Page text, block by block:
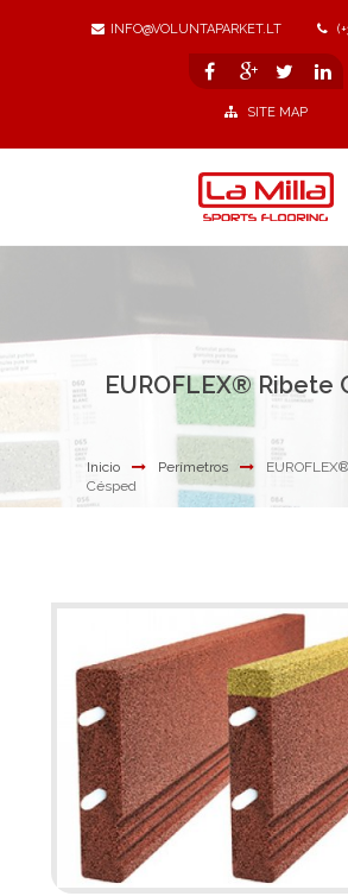
INFO@VOLUNTAPARKET.LT
SITE MAP
EUROFLEX® Ribete
Inicio Perímetros
Césped